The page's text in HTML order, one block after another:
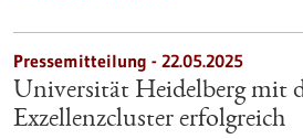
Pressemitteilung - 22.05.2025
Universität Heidelberg mit
Exzellenzcluster erfolgreich